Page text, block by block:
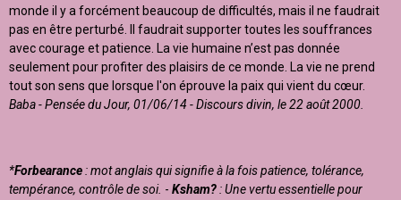
monde il y a forcément beaucoup de difficultés, mais il ne faudrait
pas en être perturbé. Il faudrait supporter toutes les souffrances
avec courage et patience. La vie humaine n’est pas donnée
seulement pour profiter des plaisirs de ce monde. La vie ne prend
tout son sens que lorsque l'on éprouve la paix qui vient du cœur.
Baba - Pensée du Jour, 01/06/14 - Discours divin, le 22 août 2000.
*Forbearance : mot anglais qui signifie à la fois patience, tolérance,
tempérance, contrôle de soi. - Ksham? : Une vertu essentielle pour